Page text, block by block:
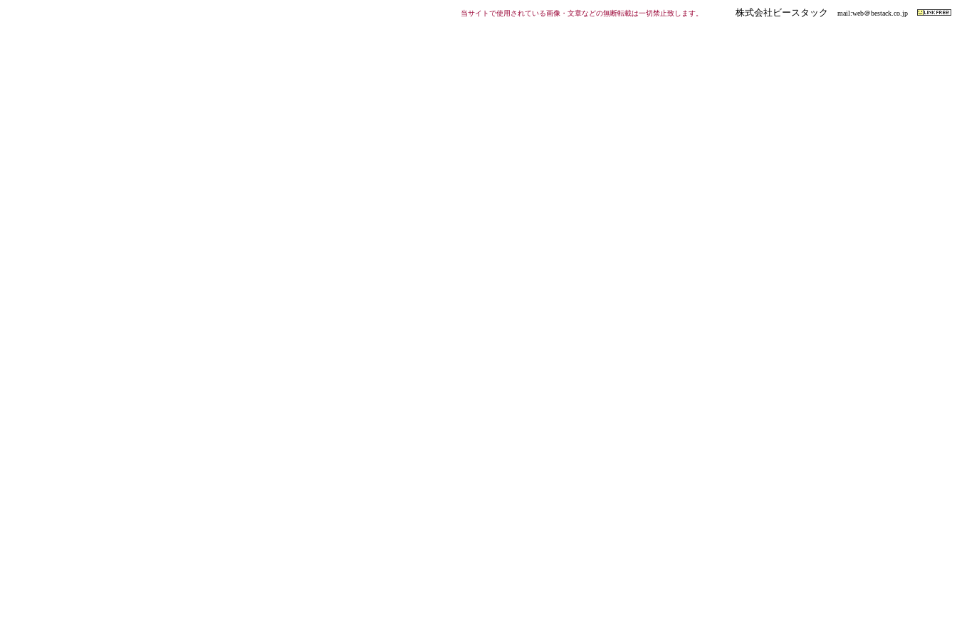
当サイトで使用されている画像・文章などの無断転載は一切禁止致します。 株式会社ビースタック mail:web＠bestack.co.jp